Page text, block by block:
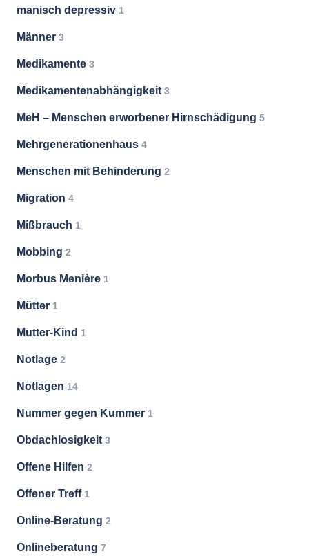
manisch depressiv 1
Männer 3
Medikamente 3
Medikamentenabhängigkeit 3
MeH – Menschen erworbener Hirnschädigung 5
Mehrgenerationenhaus 4
Menschen mit Behinderung 2
Migration 4
Mißbrauch 1
Mobbing 2
Morbus Menière 1
Mütter 1
Mutter-Kind 1
Notlage 2
Notlagen 14
Nummer gegen Kummer 1
Obdachlosigkeit 3
Offene Hilfen 2
Offener Treff 1
Online-Beratung 2
Onlineberatung 7